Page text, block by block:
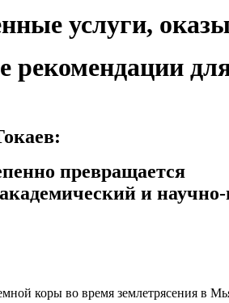
услуги,
рекомендации
превращается
и научно-
коры во время землетрясения в